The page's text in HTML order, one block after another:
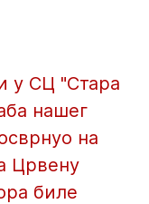
у СЦ "Стара
нашег
на
Црвену
биле